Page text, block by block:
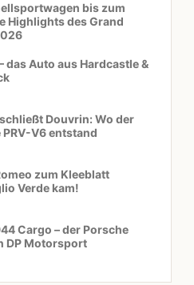
bis zum
Highlights des Grand
das Auto aus Hardcastle &
Douvrin: Wo der
PRV-V6 entstand
zum Kleeblatt
Verde kam!
Cargo – der Porsche
DP Motorsport